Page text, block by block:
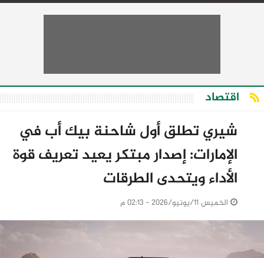
اقتصاد
شيري تطلق أول شاحنة بيك أب في
الإمارات: إصدار مبتكر يعيد تعريف قوة
الأداء ويتحدى الطرقات
الخميس 11/يونيو/2026 - 02:13 م